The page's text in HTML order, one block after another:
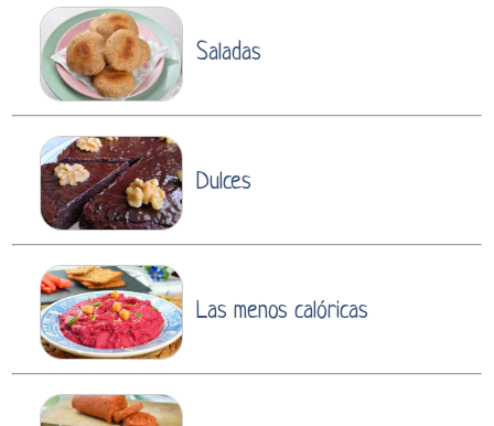
Saladas
Dulces
Las menos calóricas